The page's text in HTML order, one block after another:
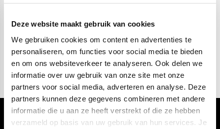
Deze website maakt gebruik van cookies
We gebruiken cookies om content en advertenties te
personaliseren, om functies voor social media te bieden
en om ons websiteverkeer te analyseren. Ook delen we
informatie over uw gebruik van onze site met onze
partners voor social media, adverteren en analyse. Deze
partners kunnen deze gegevens combineren met andere
informatie die u aan ze heeft verstrekt of die ze hebben
verzameld op basis van uw gebruik van hun services. Je
Stadion Galgenwaard.
Voor de wedstrijd van aanstaande zondag is het tot en
met uiterlijk vrijdagmiddag 16.00 uur mogelijk een ticket
te bestellen.
Volg ons ook via